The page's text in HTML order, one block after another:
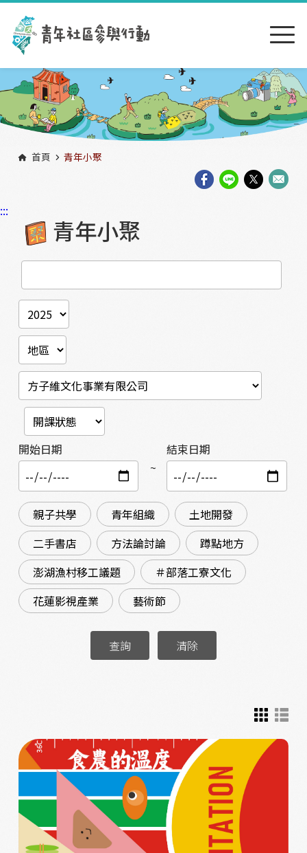
跳到主要內容區塊
首頁 青年小聚
:::
青年小聚
開始日期
~
結束日期
親子共學 青年組織
土地開發
二手書店
方法論討論
蹲點地方
澎湖漁村移工議題
＃部落工寮文化
花蓮影視產業
藝術節
查詢 清除